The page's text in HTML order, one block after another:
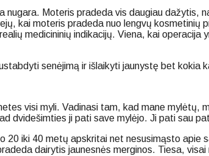
Moteris pradeda vis daugiau dažytis,
kai moteris pradeda nuo lengvų kosmetinių
medicininių indikacijų. Viena, kai
senėjimą ir išlaikyti jaunystę bet kokia
visi myli. Vadinasi tam, kad mane mylėtų,
dvidešimties ji pati save mylėjo. Ji pati sau
20 iki 40 metų apskritai net nesusimąsto
dairytis jaunesnės merginos. Tiesa,